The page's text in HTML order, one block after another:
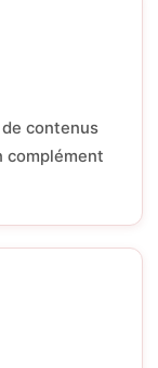
contenus
complément